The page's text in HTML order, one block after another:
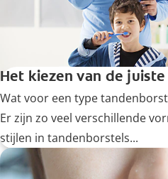
Het kiezen van de
Wat voor een type
Er zijn zo veel verschillende
stijlen in tandenborstels...